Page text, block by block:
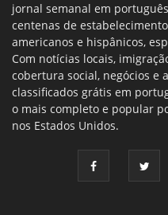
jornal semanal em
centenas de
americanos e hispânicos,
Com notícias locais,
cobertura social, negócios e
classificados grátis em
o mais completo e popular
nos Estados Unidos.